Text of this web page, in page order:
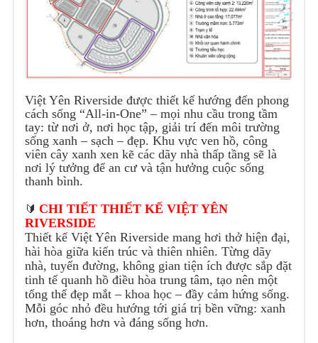
Việt Yên Riverside được thiết kế hướng đến phong
cách sống “All-in-One” – mọi nhu cầu trong tầm
tay: từ nơi ở, nơi học tập, giải trí đến môi trường
sống xanh – sạch – đẹp. Khu vực ven hồ, công
viên cây xanh xen kẽ các dãy nhà thấp tầng sẽ là
nơi lý tưởng để an cư và tận hưởng cuộc sống
thanh bình.
🔰CHI TIẾT THIẾT KẾVIỆT YÊN
RIVERSIDE
Thiết kếViệt Yên Riverside mang hơi thở hiện đại,
hài hòa giữa kiến trúc và thiên nhiên. Từng dãy
nhà, tuyến đường, không gian tiện ích được sắp đặt
tinh tế quanh hồ điều hòa trung tâm, tạo nên một
tổng thể đẹp mắt – khoa học – đầy cảm hứng sống.
Mỗi góc nhỏ đều hướng tới giá trị bền vững: xanh
hơn, thoáng hơn và đáng sống hơn.